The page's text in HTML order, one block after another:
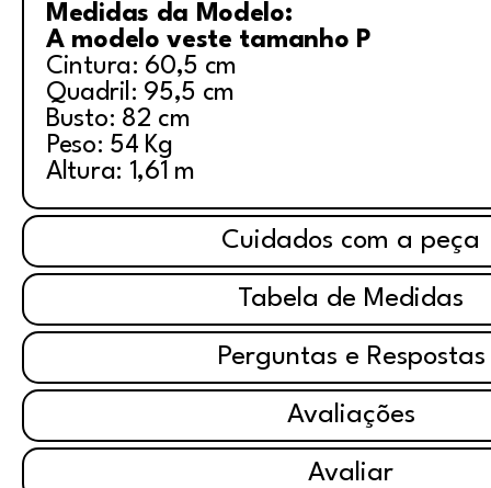
Medidas da Modelo:
A modelo veste tamanho P
Cintura: 60,5 cm
Quadril: 95,5 cm
Busto: 82 cm
Peso: 54 Kg
Altura: 1,61 m
Cuidados com a peça
Tabela de Medidas
Perguntas e Respostas
Avaliações
Avaliar